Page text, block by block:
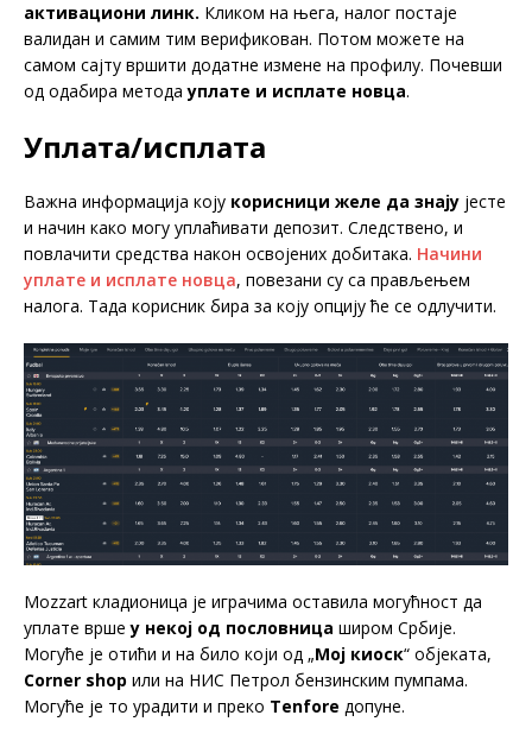
активациони линк. Кликом на њега, налог постаје
валидан и самим тим верификован. Потом можете на
самом сајту вршити додатне измене на профилу. Почевши
од одабира метода уплате и исплате новца.
Уплата/исплата
Важна информација коју корисници желе да знају јесте
и начин како могу уплаћивати депозит. Следствено, и
повлачити средства након освојених добитака. Начини
уплате и исплате новца, повезани су са прављењем
налога. Тада корисник бира за коју опцију ће се одлучити.
Мozzart кладионица је играчима оставила могућност да
уплате вршеу некој од пословница широм Србије.
Могуће је отићи и на било који од „Мој киоск“ објеката,
Corner shop или на НИС Петрол бензинским пумпама.
Могуће је то урадити и преко Tenfore допуне.